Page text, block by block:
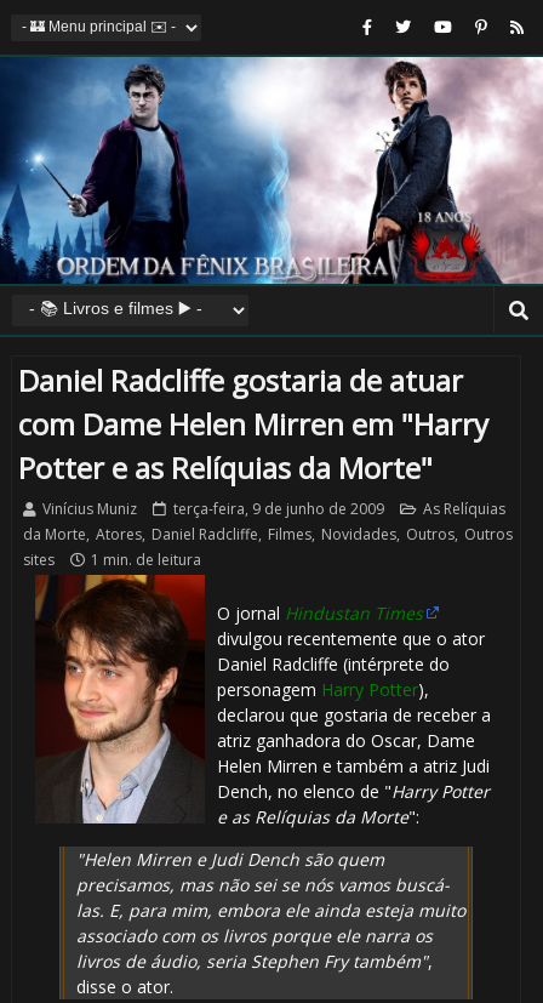
Daniel Radcliffe gostaria de atuar
com Dame Helen Mirren em "Harry
Potter e as Relíquias da Morte"
Vinícius Muniz terça-feira, 9 de junho de 2009
As Relíquias
da Morte, Atores, Daniel Radcliffe, Filmes, Novidades, Outros, Outros
sites
1 min. de leitura
O jornal Hindustan Times
divulgou recentemente que o ator
Daniel Radcliffe (intérprete do
personagem Harry Potter),
declarou que gostaria de receber a
atriz ganhadora do Oscar, Dame
Helen Mirren e também a atriz Judi
Dench, no elenco de "Harry Potter
e as Relíquias da Morte":
"Helen Mirren e Judi Dench são quem
precisamos, mas não sei se nós vamos buscá-
las. E, para mim, embora ele ainda esteja muito
associado com os livros porque ele narra os
livros de áudio, seria Stephen Fry também",
disse o ator.